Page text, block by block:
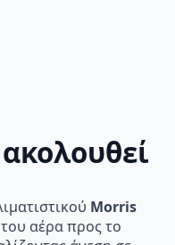
Morris
αέρα προς το